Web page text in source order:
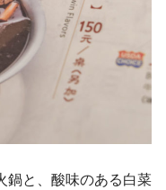
鍋と、酸味のある白菜